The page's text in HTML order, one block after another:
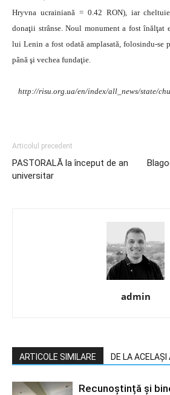
Hryvna ucrainiană = 0.42 RON), iar
donaţii strânse. Noul monument a fost înălţat
lui Lenin a fost odată amplasată, folosindu-se
până şi vechea fundaţie.
http://risu.org.ua/en/index/all_news/state/
Articolul precedent
PASTORALĂ la început de an
universitar
admin
ARTICOLE SIMILARE DE LA
Recunoștință și